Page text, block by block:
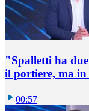
"Spalletti ha
il portiere, ma in
00:57